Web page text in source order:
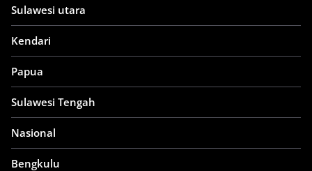
Sulawesi utara
Kendari
Papua
Sulawesi Tengah
Nasional
Bengkulu